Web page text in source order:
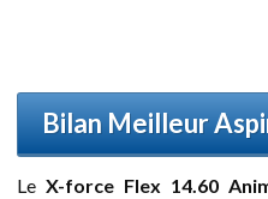
Bilan Meilleur
Le X-force Flex 14.60